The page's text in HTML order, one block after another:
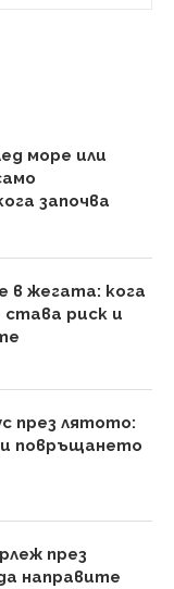
море или
започва
в жегата: кога
риск и
през лятото:
повръщането
през
направите